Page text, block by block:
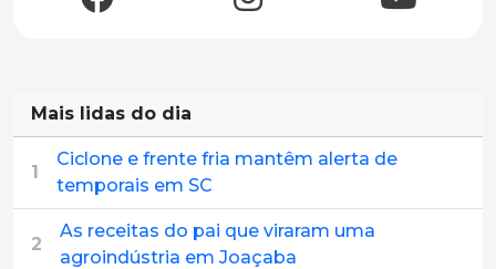
Mais lidas do dia
1
Ciclone e frente fria mantêm alerta de
temporais em SC
2
As receitas do pai que viraram uma
agroindústria em Joaçaba